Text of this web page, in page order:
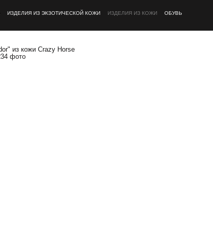
ИЗДЕЛИЯ ИЗ ЭКЗОТИЧЕСКОЙ КОЖИ ИЗДЕЛИЯ ИЗ КОЖИ ОБУВЬ